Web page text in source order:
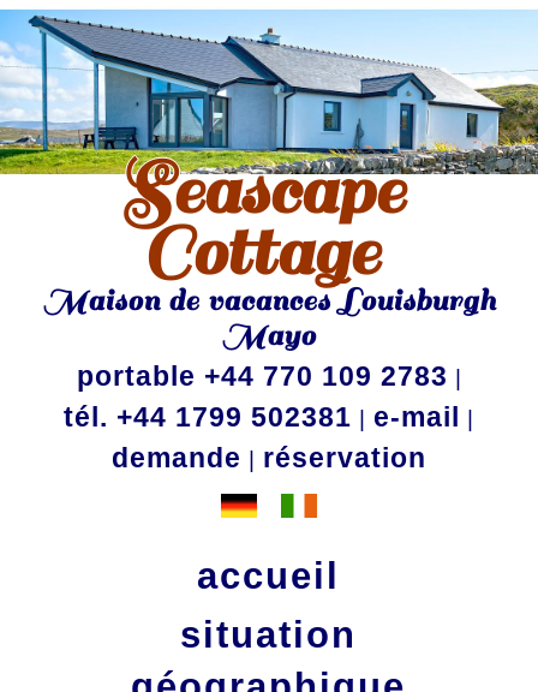
Seascape
Cottage
Maison de vacances Louisburgh
Mayo
portable +44 770 109 2783
tél. +44 1799 502381 e-mail
demande réservation
accueil
situation